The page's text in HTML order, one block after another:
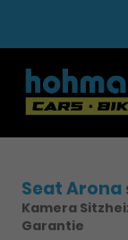
Seat Arona
Kamera
Garantie